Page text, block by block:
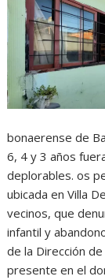
bonaerense de
6, 4 y 3 años
deplorables. os
ubicada en Villa
vecinos, que
infantil y
de la Dirección
presente en el